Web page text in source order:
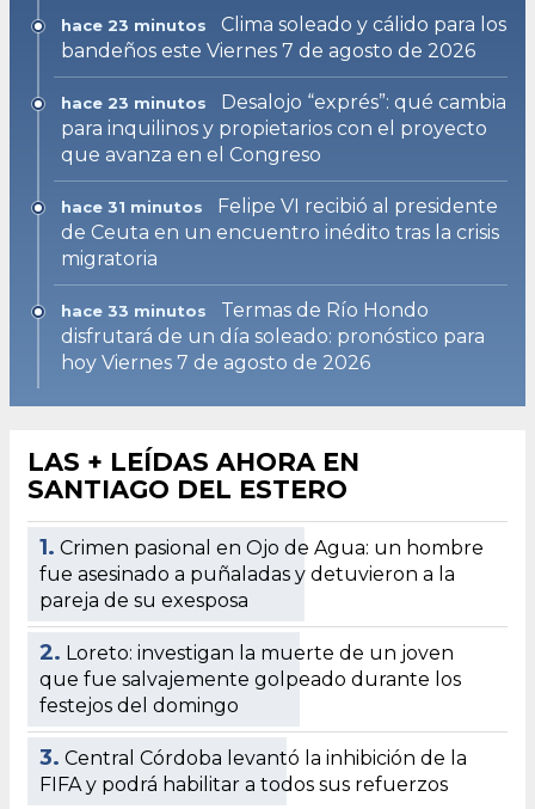
hace 23 minutos
Clima soleado y cálido para los
bandeños este Viernes 7 de agosto de 2026
hace 23 minutos
Desalojo “exprés”: qué cambia
para inquilinos y propietarios con el proyecto
que avanza en el Congreso
hace 31 minutos
Felipe VI recibió al presidente
de Ceuta en un encuentro inédito tras la crisis
migratoria
hace 33 minutos
Termas de Río Hondo
disfrutará de un día soleado: pronóstico para
hoy Viernes 7 de agosto de 2026
LAS + LEÍDAS AHORA EN
SANTIAGO DEL ESTERO
1. Crimen pasional en Ojo de Agua: un hombre
fue asesinado a puñaladas y detuvieron a la
pareja de su exesposa
2. Loreto: investigan la muerte de un joven
que fue salvajemente golpeado durante los
festejos del domingo
3. Central Córdoba levantó la inhibición de la
FIFA y podrá habilitar a todos sus refuerzos